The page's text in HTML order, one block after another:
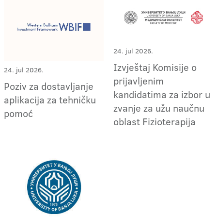
24. jul 2026.
Poziv za dostavljanje
aplikacija za tehničku
pomoć
24. jul 2026.
Izvještaj Komisije o
prijavljenim
kandidatima za izbor u
zvanje za užu naučnu
oblast Fizioterapija